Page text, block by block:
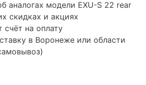
аналогах модели EXU-S 22 rear
скидках и акциях
счёт на оплату
в Воронеже или области